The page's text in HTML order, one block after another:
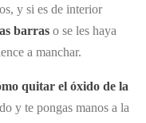
y si es de interior
barras o se les haya
a manchar.
quitar el óxido de la
y te pongas manos a la